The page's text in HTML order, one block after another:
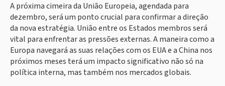
A próxima cimeira da União Europeia, agendada para
dezembro, será um ponto crucial para confirmar a direção
da nova estratégia. União entre os Estados membros será
vital para enfrentar as pressões externas. A maneira como a
Europa navegará as suas relações com os EUA e a China nos
próximos meses terá um impacto significativo não só na
política interna, mas também nos mercados globais.